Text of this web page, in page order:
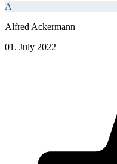
A
Alfred Ackermann
01. July 2022